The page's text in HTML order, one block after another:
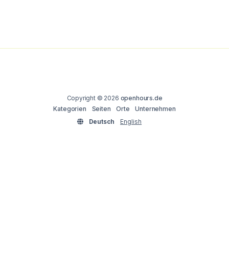
Copyright © 2026 openhours.de
Kategorien
Seiten Orte
Unternehmen
Deutsch
English